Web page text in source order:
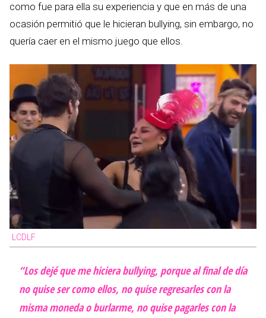
como fue para ella su experiencia y que en más de una
ocasión permitió que le hicieran bullying, sin embargo, no
quería caer en el mismo juego que ellos.
LCDLF
“Los dejé que me hiciera bullying, porque al final de día
no quise ser como ellos, no quise regresarles con la
misma moneda o burlarme, no quise pagarles con la